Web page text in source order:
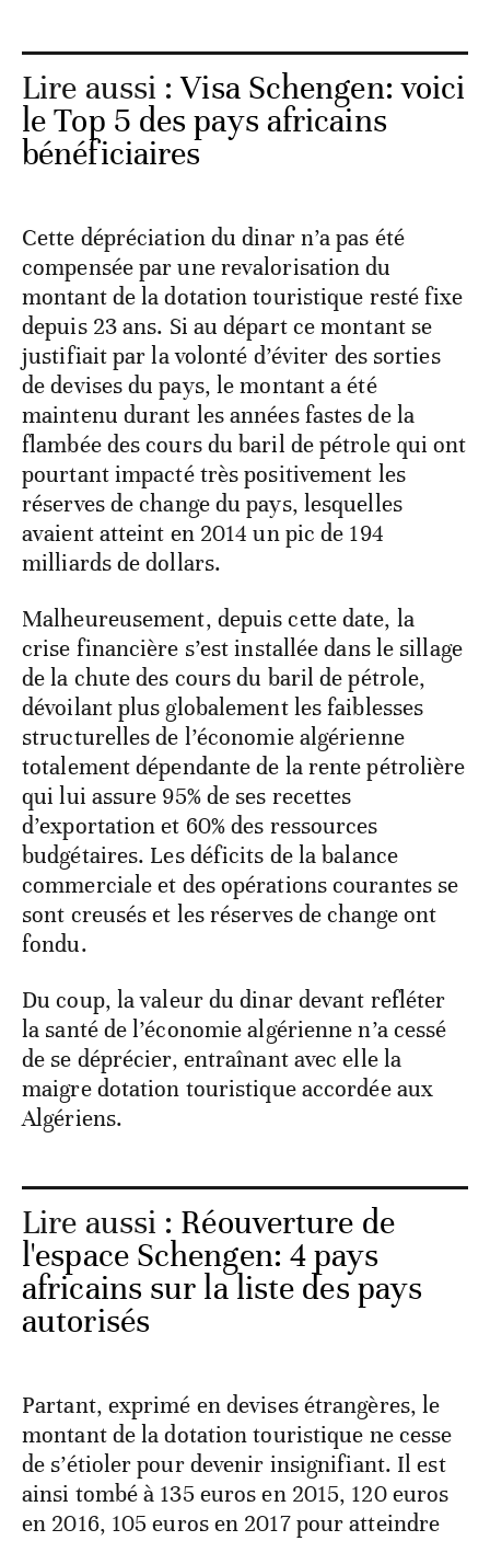
Lire aussi :Visa Schengen: voici
le Top 5 des pays africains
bénéficiaires
Cette dépréciation du dinar n’a pas été
compensée par une revalorisation du
montant de la dotation touristique resté fixe
depuis 23 ans. Si au départ ce montant se
justifiait par la volonté d’éviter des sorties
de devises du pays, le montant a été
maintenu durant les années fastes de la
flambée des cours du baril de pétrole qui ont
pourtant impacté très positivement les
réserves de change du pays, lesquelles
avaient atteint en 2014 un pic de 194
milliards de dollars.
Malheureusement, depuis cette date, la
crise financière s’est installée dans le sillage
de la chute des cours du baril de pétrole,
dévoilant plus globalement les faiblesses
structurelles de l’économie algérienne
totalement dépendante de la rente pétrolière
qui lui assure 95% de ses recettes
d’exportation et 60% des ressources
budgétaires. Les déficits de la balance
commerciale et des opérations courantes se
sont creusés et les réserves de change ont
fondu.
Du coup, la valeur du dinar devant refléter
la santé de l’économie algérienne n’a cessé
de se déprécier, entraînant avec elle la
maigre dotation touristique accordée aux
Algériens.
Lire aussi : Réouverture de
l'espace Schengen: 4 pays
africains sur la liste des pays
autorisés
Partant, exprimé en devises étrangères, le
montant de la dotation touristique ne cesse
de s’étioler pour devenir insignifiant. Il est
ainsi tombé à 135 euros en 2015, 120 euros
en 2016, 105 euros en 2017 pour atteindre